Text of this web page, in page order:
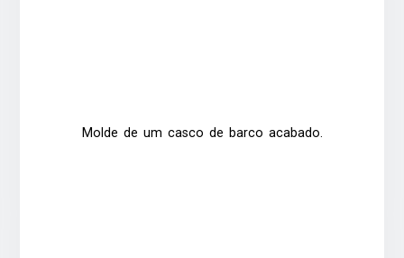
Molde de um casco de barco acabado.